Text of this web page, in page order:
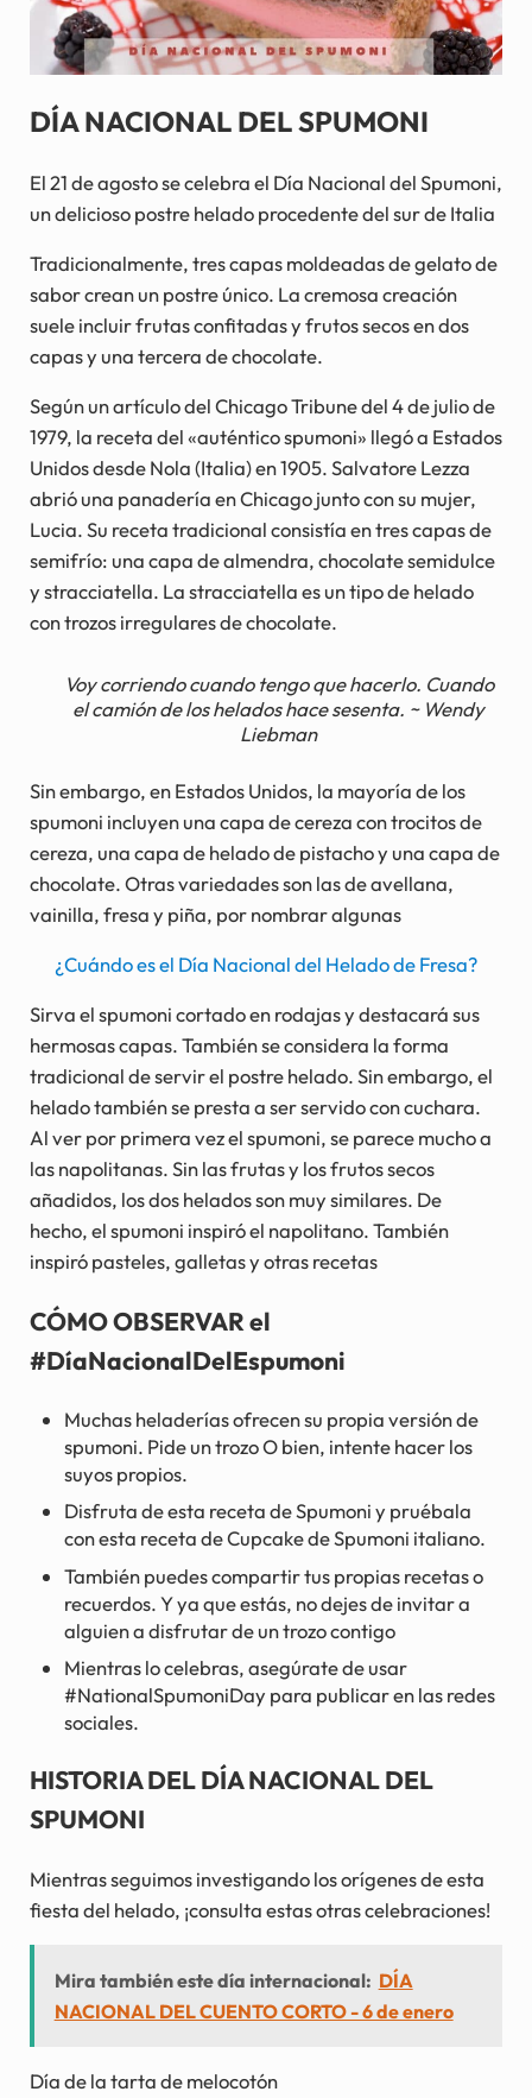
DÍA NACIONAL DEL SPUMONI
El 21 de agosto se celebra el Día Nacional del Spumoni,
un delicioso postre helado procedente del sur de Italia
Tradicionalmente, tres capas moldeadas de gelato de
sabor crean un postre único. La cremosa creación
suele incluir frutas confitadas y frutos secos en dos
capas y una tercera de chocolate.
Según un artículo del Chicago Tribune del 4 de julio de
1979, la receta del «auténtico spumoni» llegó a Estados
Unidos desde Nola (Italia) en 1905. Salvatore Lezza
abrió una panadería en Chicago junto con su mujer,
Lucia. Su receta tradicional consistía en tres capas de
semifrío: una capa de almendra, chocolate semidulce
y stracciatella. La stracciatella es un tipo de helado
con trozos irregulares de chocolate.
Voy corriendo cuando tengo que hacerlo. Cuando
el camión de los helados hace sesenta. ~ Wendy
Liebman
Sin embargo, en Estados Unidos, la mayoría de los
spumoni incluyen una capa de cereza con trocitos de
cereza, una capa de helado de pistacho y una capa de
chocolate. Otras variedades son las de avellana,
vainilla, fresa y piña, por nombrar algunas
¿Cuándo es el Día Nacional del Helado de Fresa?
Sirva el spumoni cortado en rodajas y destacará sus
hermosas capas. También se considera la forma
tradicional de servir el postre helado. Sin embargo, el
helado también se presta a ser servido con cuchara.
Al ver por primera vez el spumoni, se parece mucho a
las napolitanas. Sin las frutas y los frutos secos
añadidos, los dos helados son muy similares. De
hecho, el spumoni inspiró el napolitano. También
inspiró pasteles, galletas y otras recetas
CÓMO OBSERVAR el
#DíaNacionalDelEspumoni
Muchas heladerías ofrecen su propia versión de
spumoni. Pide un trozo O bien, intente hacer los
suyos propios.
Disfruta de esta receta de Spumoni y pruébala
con esta receta de Cupcake de Spumoni italiano.
También puedes compartir tus propias recetas o
recuerdos. Y ya que estás, no dejes de invitar a
alguien a disfrutar de un trozo contigo
Mientras lo celebras, asegúrate de usar
#NationalSpumoniDay para publicar en las redes
sociales.
HISTORIA DEL DÍA NACIONAL DEL
SPUMONI
Mientras seguimos investigando los orígenes de esta
fiesta del helado, ¡consulta estas otras celebraciones!
Mira también este día internacional: DÍA
NACIONAL DEL CUENTO CORTO - 6 de enero
Día de la tarta de melocotón